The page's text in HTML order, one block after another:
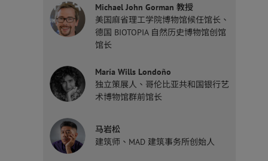
Michael John Gorman 教授
美国麻省理工学院博物馆候任馆长、
德国 BIOTOPIA 自然历史博物馆创馆
馆长
María Wills Londoño
独立策展人、哥伦比亚共和国银行艺
术博物馆群前馆长
马岩松
建筑师、MAD 建筑事务所创始人